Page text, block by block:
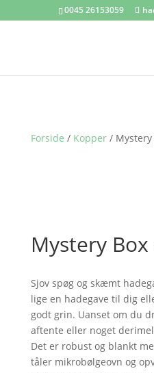
0045 26153059
Forside / Kopper/ Mystery
Mystery
Sjov spøg og skæmt
lige en hadegave til dig
godt grin. Uanset om du
aftente eller noget
Det er robust og blankt
tåler mikrobølgeovn og